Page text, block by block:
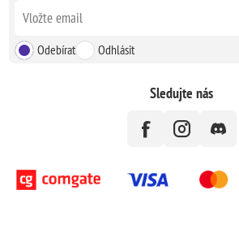
Odebírat Odhlásit
Sledujte nás